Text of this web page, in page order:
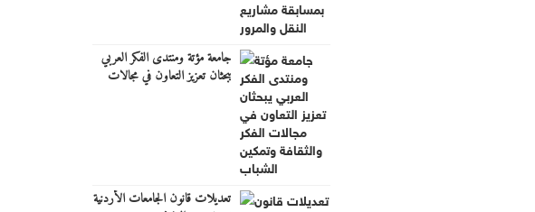
جامعة مؤتة ومنتدى الفكر العربي
يبحثان تعزيز التعاون في مجالات
تعديلات قانون الجامعات الأردنية